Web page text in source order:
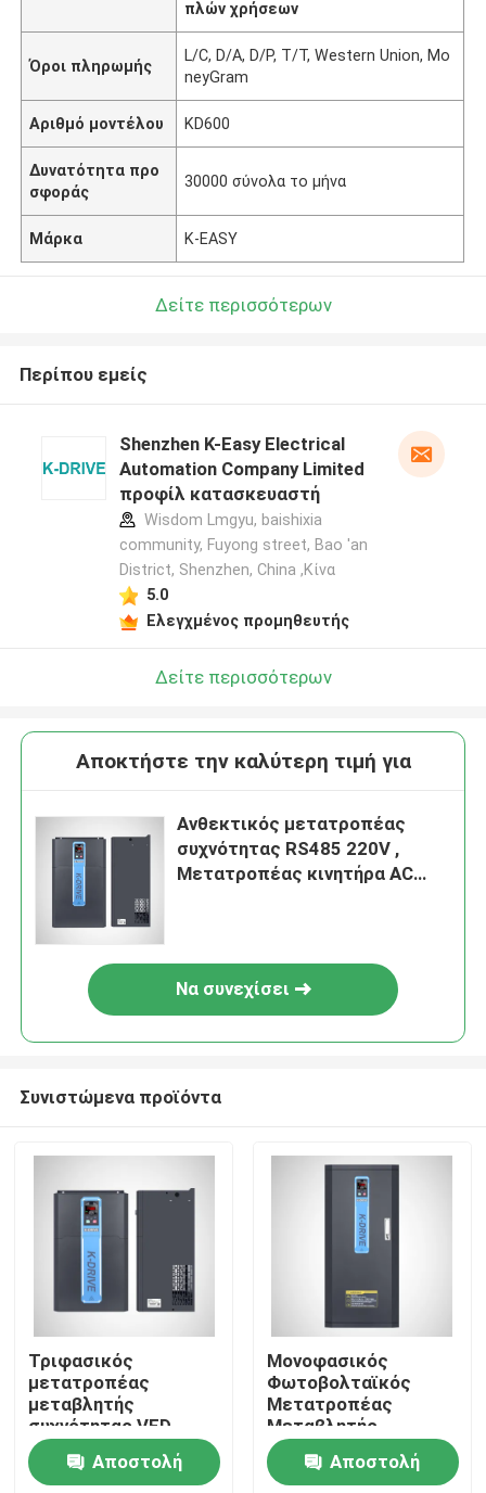
Σπίτι
Σχετικά με εμάς
Επαφές
πλών χρήσεων
Όροι πληρωμής
L/C, D/A, D/P, T/T, Western Union, Mo
neyGram
Αριθμό μοντέλου KD600
Δυνατότητα προ
σφοράς
30000 σύνολα το μήνα
Μάρκα K-EASY
Δείτε περισσότερων
Περίπου εμείς
Shenzhen K-Easy Electrical
Automation Company Limited
προφίλ κατασκευαστή
Wisdom Lmgyu, baishixia
community, Fuyong street, Bao 'an
District, Shenzhen, China ,Κίνα
5.0
Ελεγχμένος προμηθευτής
Δείτε περισσότερων
Αποκτήστε την καλύτερη τιμή για
Ανθεκτικός μετατροπέας
συχνότητας RS485 220V ,
Μετατροπέας κινητήρα AC
Να συνεχίσει
Συνιστώμενα προϊόντα
Τριφασικός
μετατροπέας
μεταβλητής
συχνότητας VFD
πολλαπλών
λειτουργιών 0,75 KW
Αποστολή
Μονοφασικός
Φωτοβολταϊκός
Μετατροπέας
Μεταβλητής
Συχνότητας
Συνδεδεμένος στο
Αποστολή